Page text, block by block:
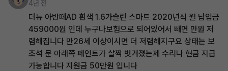
4년 전
더뉴 아반떼AD 흰색 1.6가솔린 스마트 2020년식 월 납입금
459000원 인데 누구나보험으로 되어있어서 빼면 만원 저
렴해집니다 만26세 이상이시면 더 저렴해지구요 상태는 보
조석 문 아래쪽 페인트가 살짝 벗겨졌는제 수리나 현금 지급
가능합니다 지원금 50만원 입니다